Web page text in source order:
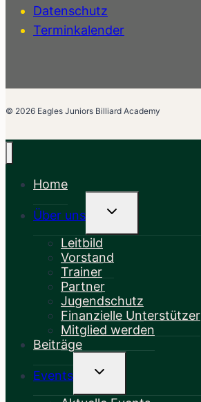
Datenschutz
Terminkalender
© 2026 Eagles Juniors Billiard Academy
Home
Über uns
Untermenü
Leitbild
Vorstand
Trainer
Partner
Jugendschutz
Finanzielle Unterstützer
Mitglied werden
Beiträge
Events
Untermenü